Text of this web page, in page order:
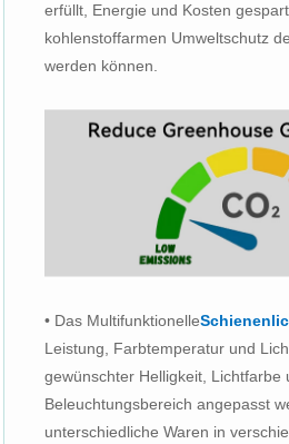
erfüllt, Energie und Kosten
kohlenstoffarmen Umweltschutz
werden können.
• Das Multifunktionelle
Leistung, Farbtemperatur und
gewünschter Helligkeit, Lichtfarbe
Beleuchtungsbereich angepasst
unterschiedliche Waren in